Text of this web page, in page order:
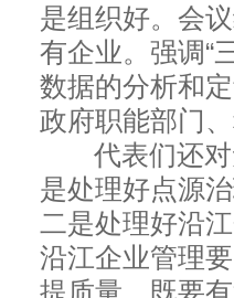
是组织好。会
有企业。强调“
数据的分析和
政府职能部门
代表们还对
是处理好点源
二是处理好沿
沿江企业管理
提质量，既要